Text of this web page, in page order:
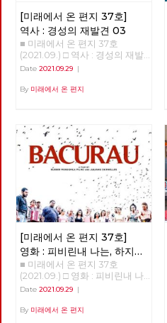
다. 내수시장 위주 경제로 전환
이 예고된다. 국가화 시대 국가
화 시대의 도래 조짐이 13년 전
부터 보이고 있었다. 리만 브라
더스 사태 이후, 위기 상황에서
는 국가가 얼마든지 시장 균형을
있다는 것을 알게 되었다. 여태
한국 국민총생산의 세 배 정도
되는 돈. 한국도 재난지원금 등
을 분배하지만, 한국의 재난지원
금은 산업화된 나라 치고는 별로
크지 않다. 한국 재정 관료들이
유럽이나 미국에 비해 더 철저하
게 신자유주의적인 에토스를 내
면화한 것이 아닌가 싶다. 유럽
에서 가장 타격이 큰, 이탈리아
총생산의 49%에 달한다. 한국
의 추경예산이 사상 최대라고 하
지만 이 정도에 못 미친다. 한국
은 오히려 더 신자유주의 도그마
에 더 얽매이는 것이다. 유럽이
나 미국은 차라리 국가 채무를
키워가는데 대한민국에서는 코
중 두 분은 길 위에서 정년을 맞
았습니다. 문재인 정부는 수백
조원 규모의 천문학적 공적 자금
을 자본가들에게 쏟아 부었습니
다. 여기에는 기간 산업이라는
이유로 항공 산업도 포함되었습
니다. 그러나 이러한 지원을 받
은 항공 산업에서 4,000명이 넘
회피의 어떠한 노력도 없었습니
다. 300여명의 노동자들에게 희
망 퇴직 신청과 무기한 무급 휴
직 시행을 강요했습니다. 그리고
희망 퇴직과 무급 휴직에 동의하
지 않은 민주노조 조합원을 정리
해고 했습니다. 2020년 지노위,
중노위에서 부당 해고 판정이 났
습니다. 지난 8월 20일 서울 행
정법원 심판에서 부당 해고 판정
이 내려졌습니다. 그럼에도 사측
은 법률회사 김앤장과 1억 원 이
상 변호비를 지출하며 대법원 소
송까지 계약을 맺었다고 합니다.
현시점에서 복직 판결 이행 비용
로 3억 원 가량 부담했다고 합니
[미래에서 온 편지 37호]
역사 : 경성의 재발견 03
■ 미래에서 온 편지 37호
(2021.09.) □ 역사 : 경성의 재발
견 03 >>>>>>> 업로드 준비중
Date 2021.09.29 |
By 미래에서 온 편지
[미래에서 온 편지 37호]
영화 : 피비린내 나는, 하지만
통쾌하지는 않은 남미 서부극
■ 미래에서 온 편지 37호
(2021.09.) □ 영화 : 피비린내 나
는, 하지만 통쾌하지는 않은 남
만 통쾌하지는 않은 남미 서부극
Date 2021.09.29 |
By 미래에서 온 편지